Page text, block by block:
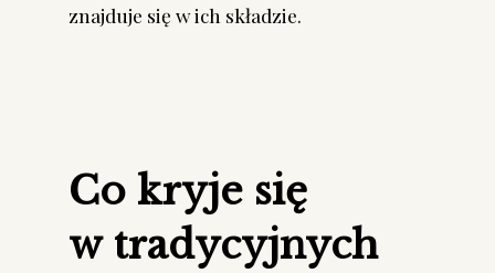
znajduje się w ich składzie.
Co kryje się
w tradycyjnych